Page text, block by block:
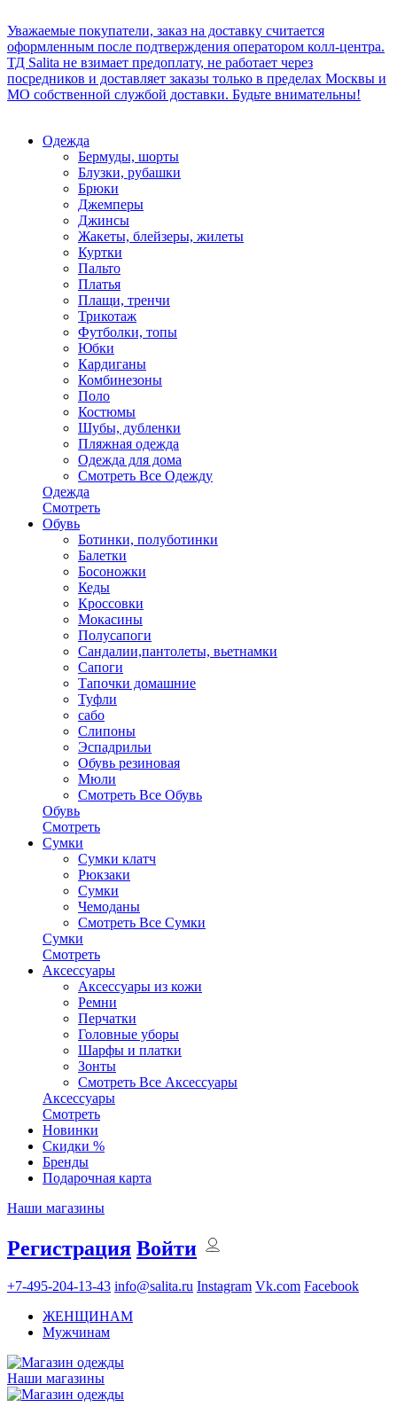
Уважаемые покупатели, заказ на доставку считается
оформленным после подтверждения оператором колл-центра.
ТД Salita не взимает предоплату, не работает через
посредников и доставляет заказы только в пределах Москвы и
МО собственной службой доставки. Будьте внимательны!
Одежда
Бермуды, шорты
Блузки, рубашки
Брюки
Джемперы
Джинсы
Жакеты, блейзеры, жилеты
Куртки
Пальто
Платья
Плащи, тренчи
Трикотаж
Футболки, топы
Юбки
Кардиганы
Комбинезоны
Поло
Костюмы
Шубы, дубленки
Пляжная одежда
Одежда для дома
Смотреть Все Одежду
Одежда
Смотреть
Обувь
Ботинки, полуботинки
Балетки
Босоножки
Кеды
Кроссовки
Мокасины
Полусапоги
Сандалии,пантолеты, вьетнамки
Сапоги
Тапочки домашние
Туфли
сабо
Слипоны
Эспадрильи
Обувь резиновая
Мюли
Смотреть Все Обувь
Обувь
Смотреть
Сумки
Сумки клатч
Рюкзаки
Сумки
Чемоданы
Смотреть Все Сумки
Сумки
Смотреть
Аксессуары
Аксессуары из кожи
Ремни
Перчатки
Головные уборы
Шарфы и платки
Зонты
Смотреть Все Аксессуары
Аксессуары
Смотреть
Новинки
Скидки %
Бренды
Подарочная карта
Наши магазины
Регистрация Войти
+7-495-204-13-43 info@salita.ru Instagram Vk.com Facebook
ЖЕНЩИНАМ
Мужчинам
Наши магазины